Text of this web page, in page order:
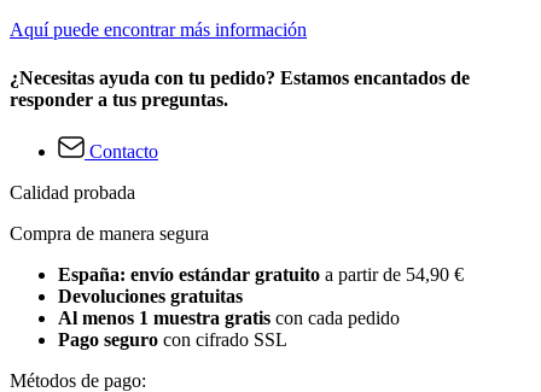
Aquí puede encontrar más información
¿Necesitas ayuda con tu pedido? Estamos encantados de
responder a tus preguntas.
Contacto
Calidad probada
Compra de manera segura
España: envío estándar gratuito a partir de 54,90 €
Devoluciones gratuitas
Al menos 1 muestra gratis con cada pedido
Pago seguro con cifrado SSL
Métodos de pago: